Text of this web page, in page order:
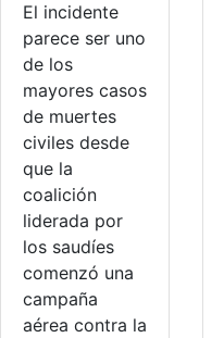
El incidente
parece ser uno
de los
mayores casos
de muertes
civiles desde
que la
coalición
liderada por
los saudíes
comenzó una
campaña
aérea contra la